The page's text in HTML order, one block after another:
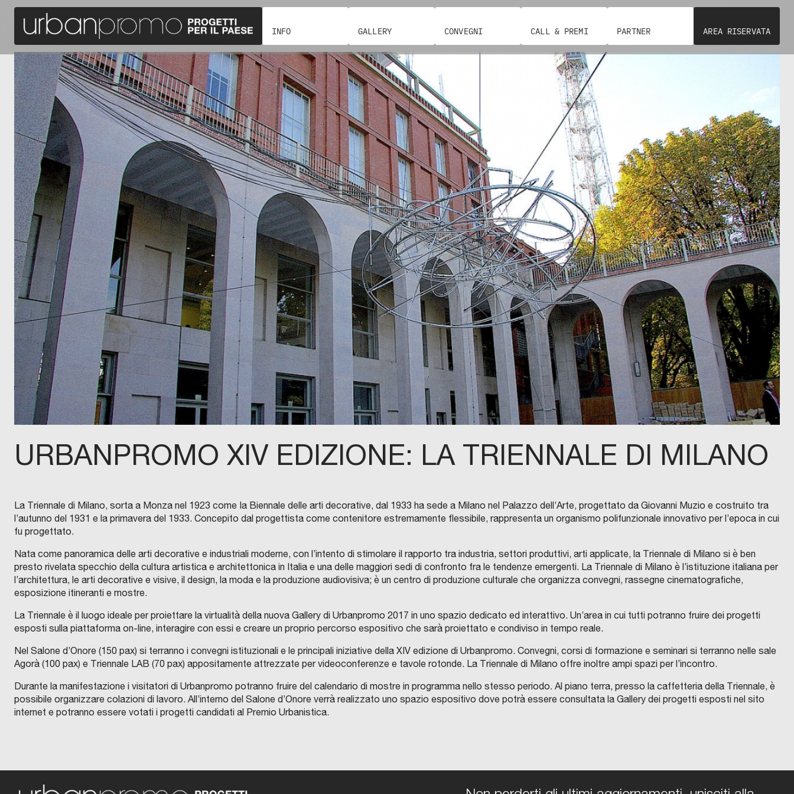
INFO GALLERY CONVEGNI CALL & PREMI PARTNER AREA RISERVATA
URBANPROMO XIV EDIZIONE: LA TRIENNALE DI MILANO
La Triennale di Milano, sorta a Monza nel 1923 come Ia Biennale delle arti decorative, dal 1933 ha sede a Milano nel Palazzo dell’Arte, progettato da Giovanni Muzio e costruito tra
l’autunno del 1931 e la primavera del 1933. Concepito dal progettista come contenitore estremamente flessibile, rappresenta un organismo polifunzionale innovativo per l’epoca in cui
fu progettato.
Nata come panoramica delle arti decorative e industriali moderne, con l’intento di stimolare il rapporto tra industria, settori produttivi, arti applicate, la Triennale di Milano si è ben
presto rivelata specchio della cultura artistica e architettonica in Italia e una delle maggiori sedi di confronto fra le tendenze emergenti. La Triennale di Milano è l’istituzione italiana per
l’architettura, le arti decorative e visive, il design, la moda e la produzione audiovisiva; è un centro di produzione culturale che organizza convegni, rassegne cinematografiche,
esposizione itineranti e mostre.
La Triennale è il luogo ideale per proiettare la virtualità della nuova Gallery di Urbanpromo 2017 in uno spazio dedicato ed interattivo. Un’area in cui tutti potranno fruire dei progetti
esposti sulla piattaforma on-line, interagire con essi e creare un proprio percorso espositivo che sarà proiettato e condiviso in tempo reale.
Nel Salone d’Onore (150 pax) si terranno i convegni istituzionali e le principali iniziative della XIV edizione di Urbanpromo. Convegni, corsi di formazione e seminari si terranno nelle sale
Agorà (100 pax) e Triennale LAB (70 pax) appositamente attrezzate per videoconferenze e tavole rotonde. La Triennale di Milano offre inoltre ampi spazi per l’incontro.
Durante la manifestazione i visitatori di Urbanpromo potranno fruire del calendario di mostre in programma nello stesso periodo. Al piano terra, presso la caffetteria della Triennale, è
possibile organizzare colazioni di lavoro. All’interno del Salone d’Onore verrà realizzato uno spazio espositivo dove potrà essere consultata la Gallery dei progetti esposti nel sito
internet e potranno essere votati i progetti candidati al Premio Urbanistica.